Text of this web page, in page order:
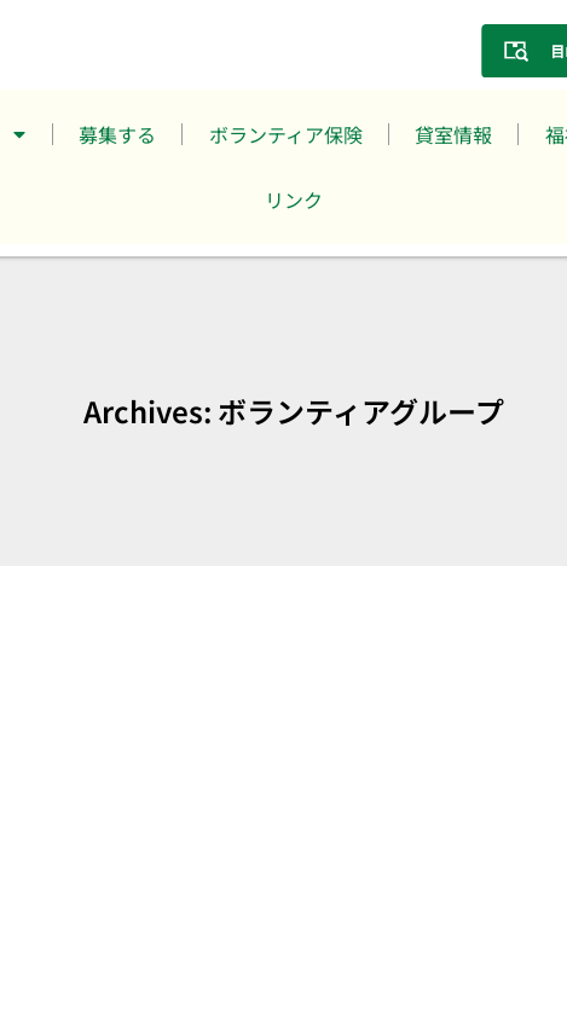
募集する ボランティア保険 貸室情報
リンク
Archives: ボランティアグループ